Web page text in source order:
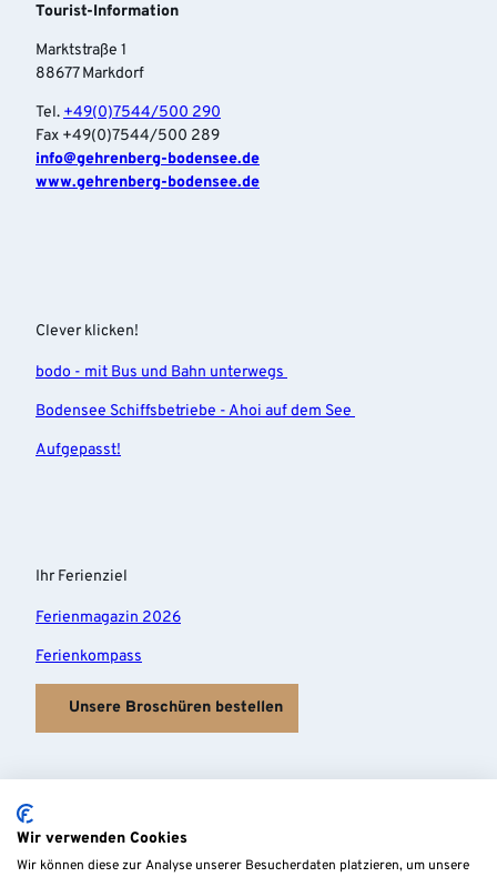
Tourist-Information
Marktstraße 1
88677 Markdorf
Tel. +49(0)7544/500 290
Fax +49(0)7544/500 289
info‎@gehrenberg-bodensee.de
www.gehrenberg-bodensee.de
Clever klicken!
bodo - mit Bus und Bahn unterwegs
Bodensee Schiffsbetriebe - Ahoi auf dem See
Aufgepasst!
Ihr Ferienziel
Ferienmagazin 2026
Ferienkompass
Unsere Broschüren bestellen
Wir verwenden Cookies
Wir können diese zur Analyse unserer Besucherdaten platzieren, um unsere